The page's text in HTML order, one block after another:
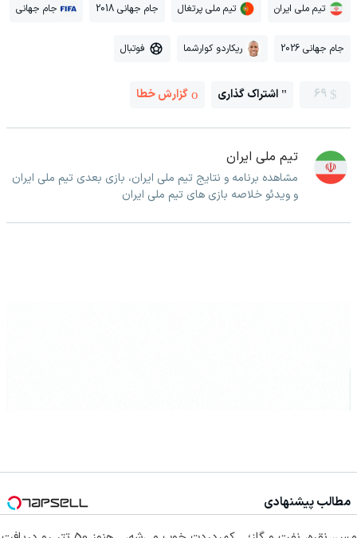
تیم ملی ایران تیم ملی پرتغال جام جهانی 2018 جام جهانی
جام جهانی 2026 ریکاردو کوارشما فوتبال
69 اشتراک گذاری گزارش خطا
تیم ملی ایران
مشاهده برنامه و نتایج تیم ملی ایران، بازی بعدی تیم ملی ایران
و ویدئو خلاصه بازی های تیم ملی ایران
مطالب پیشنهادی